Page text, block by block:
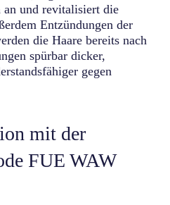
und revitalisiert die
Entzündungen der
die Haare bereits nach
spürbar dicker,
gegen
mit der
FUE WAW